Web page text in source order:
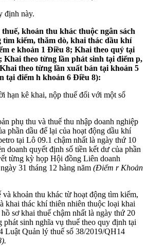
định này.
khoản thu khác thuộc ngân sách
kiếm, thăm dò, khai thác dầu khí
e khoản 1 Điều 8; Khai theo quý tại
Khai theo từng lần phát sinh tại điểm p,
theo từng lần xuất bán tại khoản 5
tại điểm h khoản 6 Điều 8):
hạn kê khai, nộp thuế đối với một số
phụ thu và thuế thu nhập doanh nghiệp
phần dầu để lại của hoạt động dầu khí
tại Lô 09.1 chậm nhất là ngày thứ 10
doanh quyết định số tiền kết dư của phần
từng kỳ họp Hội đồng Liên doanh
31 tháng 12 hàng năm (Điểm r Khoản
khoản thu khác từ hoạt động tìm kiếm,
khai thác khí thiên nhiên thuộc loại khai
sơ khai thuế chậm nhất là ngày thứ 20
phát sinh nghĩa vụ thuế theo quy định tại
Quản lý thuế số 38/2019/QH14